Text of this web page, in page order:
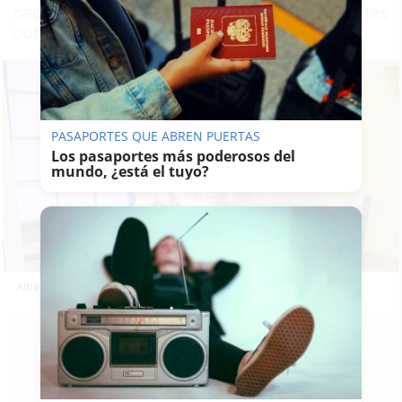
cadena pública por contar para sus programas
con gente que debe dinero a Hacienda
Alba Carrillo en un programa de RTVE.
J. P.
LOZANO
09/05/2026
PASAPORTES QUE ABREN PUERTAS
Los pasaportes más poderosos del
mundo, ¿está el tuyo?